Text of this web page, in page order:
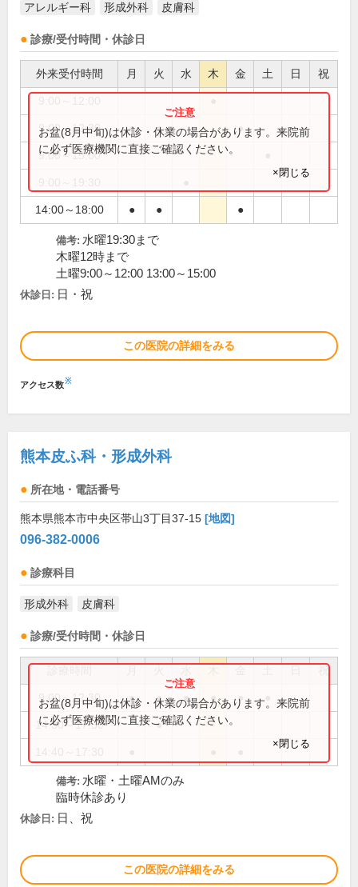
アレルギー科 形成外科 皮膚科
診療/受付時間・休診日
外来受付時間 月 火 水 木 金 土 日 祝
9:00～12:30 ● ● ●
9:00～15:00
14:00～18:00 ● ● ●
お盆(8月中旬)は休診・休業の場合があります。来院前
に必ず医療機関に直接ご確認ください。
×閉じる
備考: 水曜19:30まで
木曜12時まで
土曜9:00～12:00 13:00～15:00
休診日: 日・祝
この医院の詳細をみる
アクセス数※
熊本皮ふ科・形成外科
所在地・電話番号
熊本県熊本市中央区帯山3丁目37-15 [地図]
096-382-0006
診療科目
形成外科 皮膚科
診療/受付時間・休診日
祝
9:00～12:30 ● ● ● ● ●
14:30～17:30 ●
お盆(8月中旬)は休診・休業の場合があります。来院前
に必ず医療機関に直接ご確認ください。
×閉じる
備考: 水曜・土曜AMのみ
臨時休診あり
休診日: 日、祝
この医院の詳細をみる